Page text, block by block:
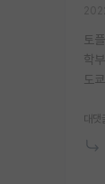
토
학
도
대댓